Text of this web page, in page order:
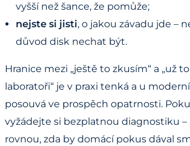
vyšší než šance, že pomůže;
nejste si jisti, o jakou závadu jde –
důvod disk nechat být.
Hranice mezi „ještě to zkusím“ a „už
laboratoři“ je v praxi tenká a u
posouvá ve prospěch opatrnosti.
vyžádejte si bezplatnou diagnostiku
rovnou, zda by domácí pokus dával